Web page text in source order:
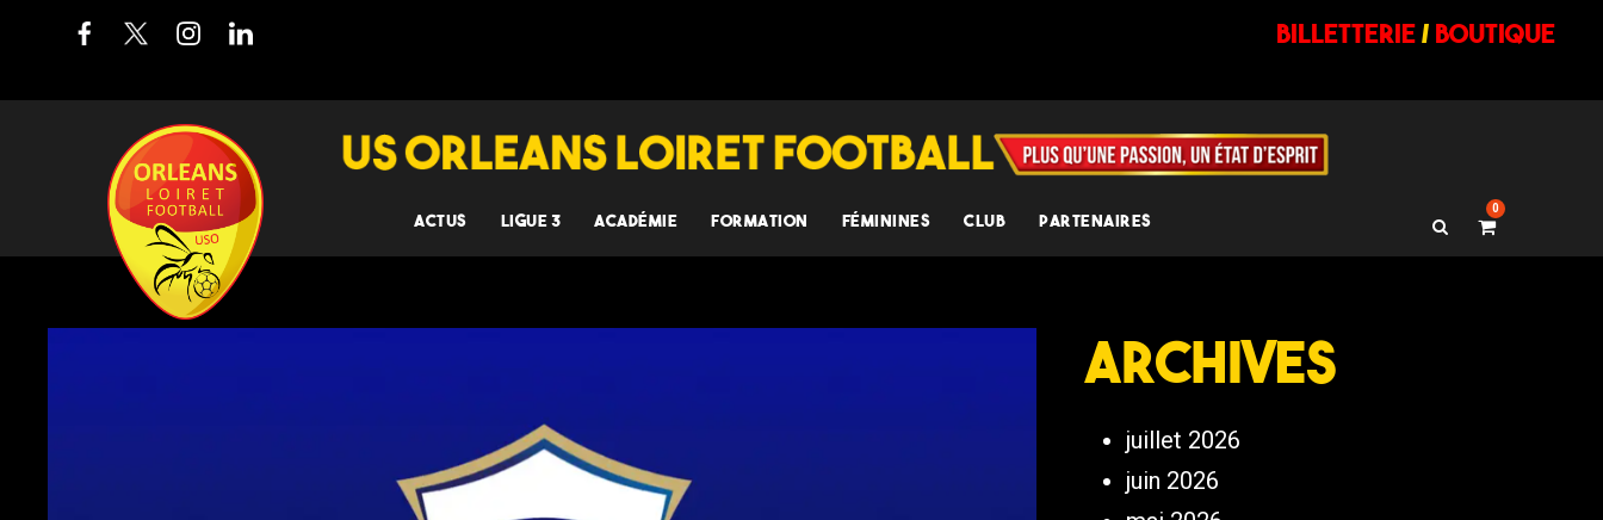
billetterie/ BOUTIQUE
ACTUS LIGUE 3 ACADÉMIE FORMATION FÉMININES CLUB PARTENAIRES
0
Archives
juillet 2026
juin 2026